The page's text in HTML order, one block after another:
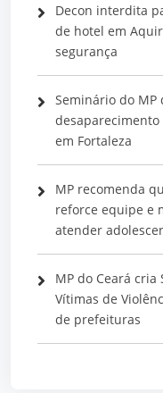
Decon interdita
de hotel em
segurança
Seminário do MP
desaparecimento
em Fortaleza
MP recomenda
reforce equipe e
atender
MP do Ceará cria
Vítimas de
de prefeituras